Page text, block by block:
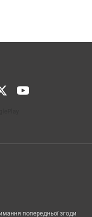
попередньої згоди